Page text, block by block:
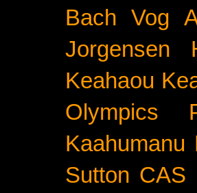
Bach Vog
Jorgensen
Keahaou
Olympics
Kaahumanu
Sutton CAS